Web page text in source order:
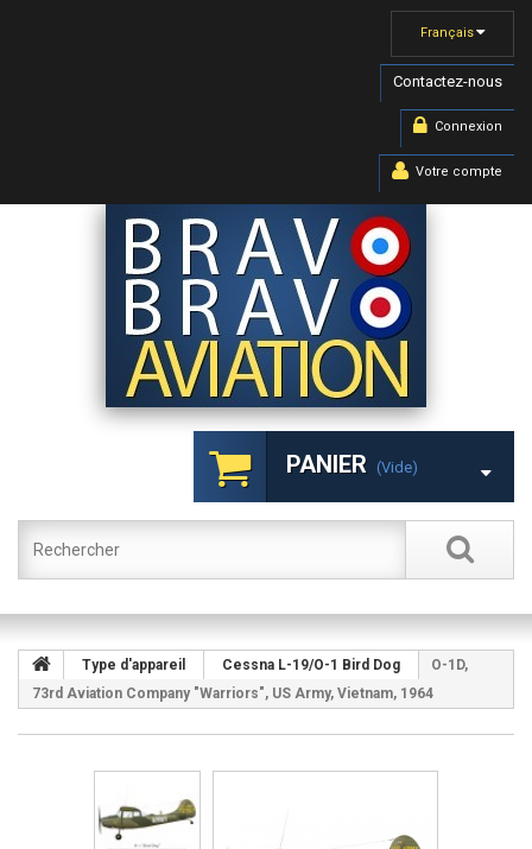
Français
Contactez-nous
Connexion
Votre compte
PANIER (vide)
Type d'appareil Cessna L-19/O-1 Bird Dog
O-1D,
73rd Aviation Company "Warriors", US Army, Vietnam, 1964